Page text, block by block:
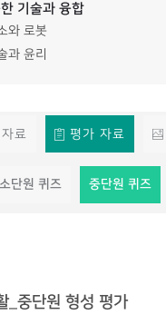
기술과 융합
와 로봇
과 윤리
료 평가 자료
소단원 퀴즈 중단원 퀴즈
_중단원 형성 평가